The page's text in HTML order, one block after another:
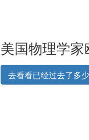
美国物理学家
去看看已经过去了多